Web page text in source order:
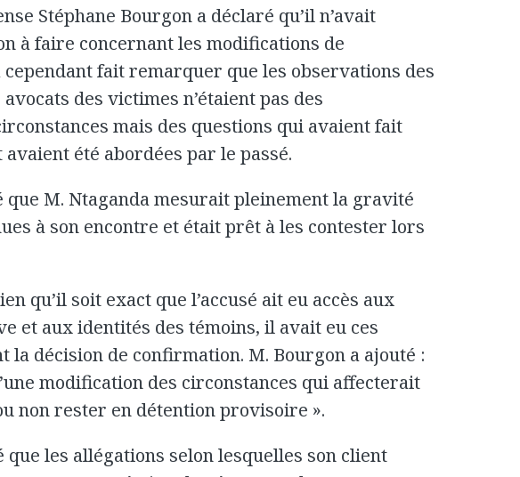
Stéphane Bourgon a déclaré qu’il n’avait
à faire concernant les modifications de
cependant fait remarquer que les observations des
des victimes n’étaient pas des
mais des questions qui avaient fait
avaient été abordées par le passé.
que M. Ntaganda mesurait pleinement la gravité
à son encontre et était prêt à les contester lors
qu’il soit exact que l’accusé ait eu accès aux
et aux identités des témoins, il avait eu ces
la décision de confirmation. M. Bourgon a ajouté :
modification des circonstances qui affecterait
non rester en détention provisoire ».
que les allégations selon lesquelles son client